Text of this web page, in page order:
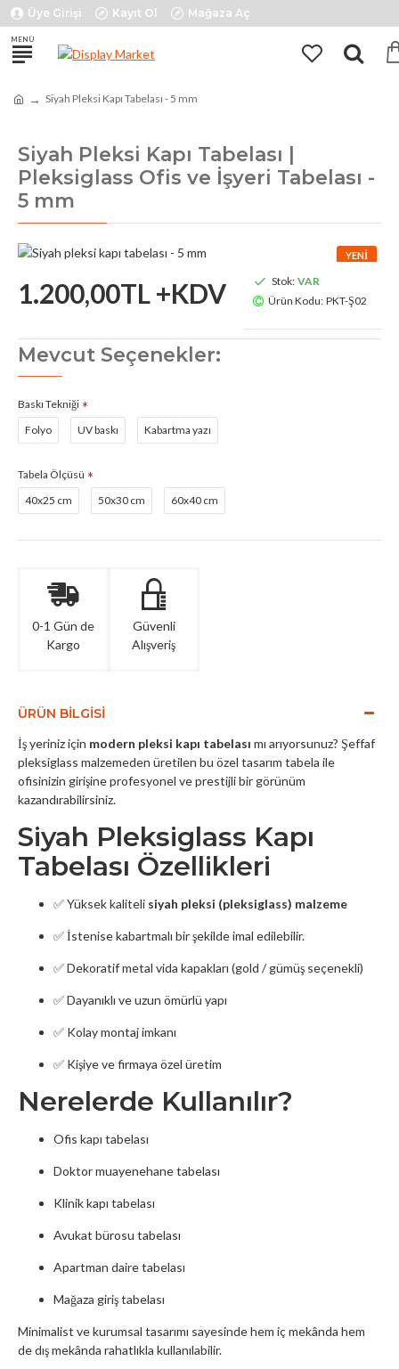
Üye Girişi Kayıt Ol Mağaza Aç
Siyah Pleksi Kapı Tabelası - 5 mm
Siyah Pleksi Kapı Tabelası |
Pleksiglass Ofis ve İşyeri Tabelası -
5 mm
YENI
1.200,00TL +KDV Stok: VAR
Ürün Kodu: PKT-Ş02
Mevcut Seçenekler:
Baskı Tekniği
Folyo
UV baskı Kabartma yazı
Tabela Ölçüsü
40x25 cm
50x30 cm 60x40 cm
0-1 Gün de
Kargo
Güvenli
Alışveriş
ÜRÜN BILGISI
İş yeriniz için modern pleksi kapı tabelası mı arıyorsunuz? Şeffaf
pleksiglass malzemeden üretilen bu özel tasarım tabela ile
ofisinizin girişine profesyonel ve prestijli bir görünüm
kazandırabilirsiniz.
Siyah Pleksiglass Kapı
Tabelası Özellikleri
✅ Yüksek kaliteli siyah pleksi (pleksiglass) malzeme
✅ İstenise kabartmalı bir şekilde imal edilebilir.
✅ Dekoratif metal vida kapakları (gold / gümüş seçenekli)
✅ Dayanıklı ve uzun ömürlü yapı
✅ Kolay montaj imkanı
✅ Kişiye ve firmaya özel üretim
Nerelerde Kullanılır?
Ofis kapı tabelası
Doktor muayenehane tabelası
Klinik kapı tabelası
Avukat bürosu tabelası
Apartman daire tabelası
Mağaza giriş tabelası
Minimalist ve kurumsal tasarımı sayesinde hem iç mekânda hem
de dış mekânda rahatlıkla kullanılabilir.